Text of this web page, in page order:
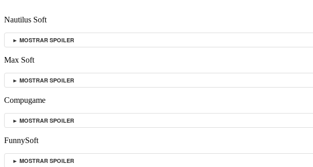
Nautilus Soft
► MOSTRAR SPOILER
Max Soft
► MOSTRAR SPOILER
Compugame
► MOSTRAR SPOILER
FunnySoft
► MOSTRAR SPOILER